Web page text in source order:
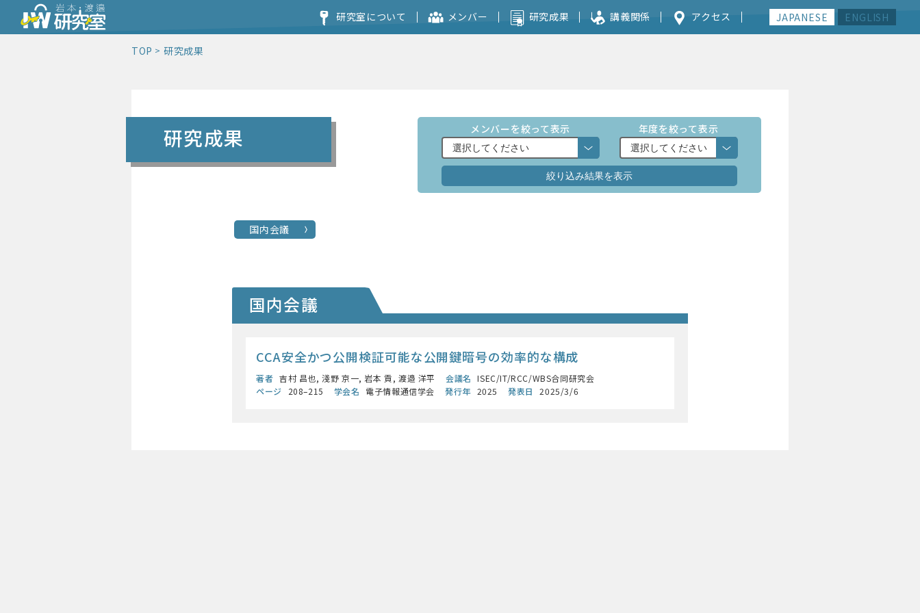
研究室について メンバー 研究成果 講義関係 アクセス JAPANESE ENGLISH
TOP 研究成果
研究成果 メンバーを絞って表示 年度を絞って表示
国内会議
国内会議
CCA安全かつ公開検証可能な公開鍵暗号の効率的な構成
著者 吉村 昌也, 淺野 京一, 岩本 貢, 渡邉 洋平 会議名
ISEC/IT/RCC/WBS合同研究会
ページ
208–215 学会名 電子情報通信学会 発行年 2025 発表日 2025/3/6